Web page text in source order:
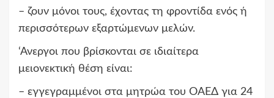
– ζουν μόνοι τους, έχοντας τη φροντίδα ενός ή
περισσότερων εξαρτώμενων μελών.
‘Ανεργοι που βρίσκονται σε ιδιαίτερα
μειονεκτική θέση είναι:
– εγγεγραμμένοι στα μητρώα του ΟΑΕΔ για 24